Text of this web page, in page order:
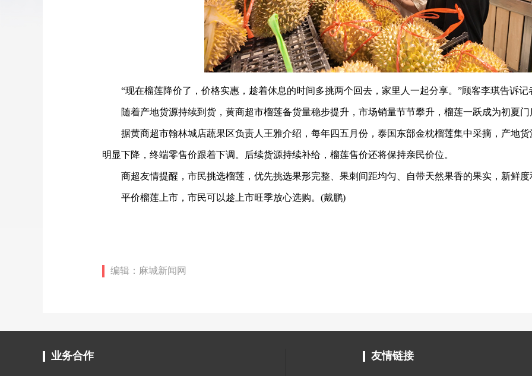
“现在榴莲降价了，价格实惠，趁着休息的时间多挑两个回去，家里人一起分享。”顾客李琪告诉记
随着产地货源持续到货，黄商超市榴莲备货量稳步提升，市场销量节节攀升，榴莲一跃成为初夏
据黄商超市翰林城店蔬果区负责人王雅介绍，每年四五月份，泰国东部金枕榴莲集中采摘，产地
明显下降，终端零售价跟着下调。后续货源持续补给，榴莲售价还将保持亲民价位。
商超友情提醒，市民挑选榴莲，优先挑选果形完整、果刺间距均匀、自带天然果香的果实，新鲜
平价榴莲上市，市民可以趁上市旺季放心选购。 (戴鹏)
编辑：麻城新闻网
业务合作 友情链接